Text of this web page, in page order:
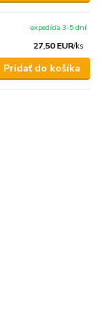
27,50 EUR/ks
expedícia 3-5 dní
Pridať do košíka